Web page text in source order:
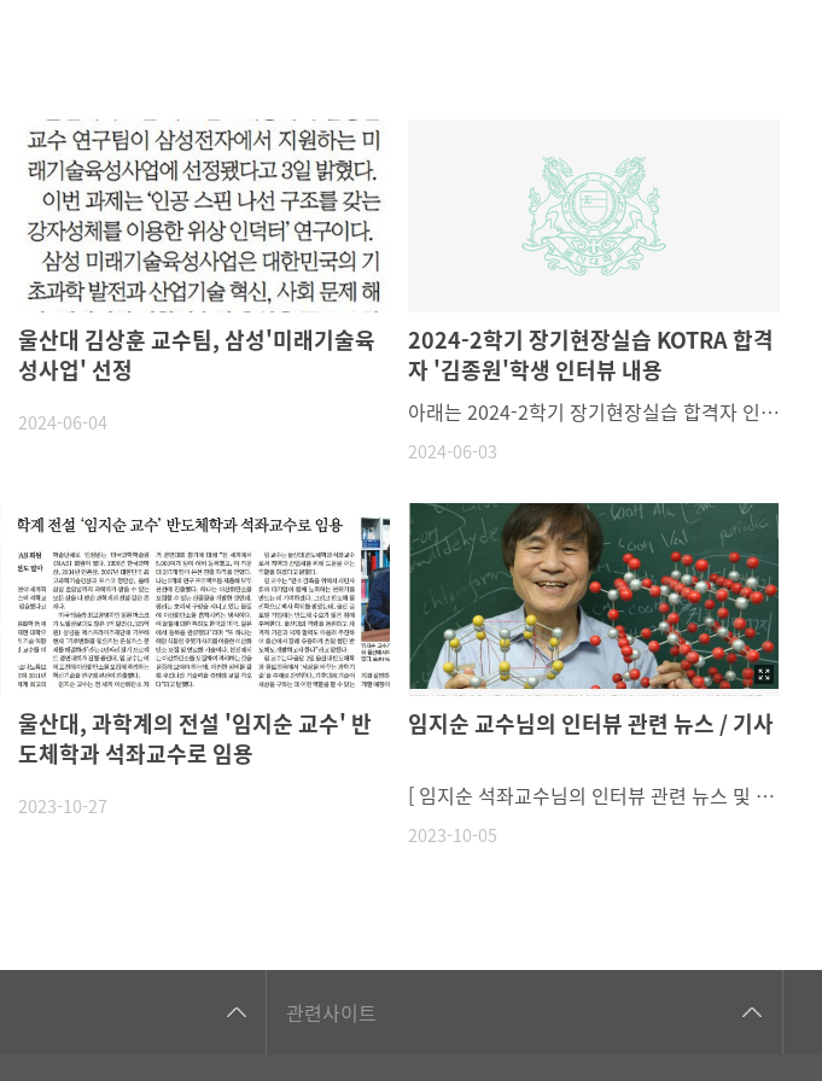
울산대 김상훈 교수팀, 삼성'미래기술육
성사업' 선정
2024-06-04
2024-2학기 장기현장실습 KOTRA 합격
자 '김종원'학생 인터뷰 내용
2024-06-03
아래는 2024-2학기 장기현장실습 합격자 인터뷰 내용입니다.물리학과 학생들에게 도움이 될 것 같아 학과 게시판을 통해 소식 공유해드립니다:)!늘 밝게 빛날 여러분의 미래를 응원합니다! ( ﾉ・∀・)ﾉ ✧•́°-------------------------------------------------------------------------------------------------------우선 저는 국내에 위치한 대한무역투자진흥공사(Kotra)에 장기현장실습을 지원하였습니다.1) KOTRA 장기인턴십 소개 (하는 업무, 선발 절차, 등): 이 부분은 아직 제가 현장실습을 진행하지 않아 정확히는 모르지만 알아본 바로 설명 드리겠습니다. 대한무역투자진흥공사에서 중견-중소 기업의 (반도체 소부장 관련) 수출 수입 관련해서 지원 또는 컨설팅 업무로 알고 있습니다. 세부적으로는 기업서, 구매직무 또는 SCM직무와 관련있다고 생각이 듭니다. (필드 엔지니어와는 거리가 멀다 생각이 듭니다.)[장기인턴십 업무]1.반도체 관련 기업 발굴 또는 바이어 매칭 상담지원 업무 2.블룸버그 및 아브람스 (경제무역 데이터 플랫폼)을 활용한 해외 대체공급선 발굴 3. 수입처 다변화 사업 및 공급망 컨설팅 지원 업무가 있습니다. 예를 들어 일본 수출 규제 사례서 큰 역할을 하는 것으로 이해하고 있습니다.코트라-산업통상자원부(일본수출규제사례) [KOTRA의 주무기관이 산업통상자원부이므로 엮여있다고 생각이 들어 링크 첨부하였습니다.][선발 절차]Uoasis 장기현장실습 (울산대학교 장기현장실습지원센터 홈페이지)에서 신청 후 서류 전형 -> 면접 전형 -> 최종합격 통보 입니다. 또한 24주(6개월) 장기현장실습이라면 전공학점 대신 현장실습으로 (14학점)을 얻을 수 있어 수업을 못 듣는 것에 대한 걱정도 없어 좋은 경험인 것 같습니다. 2) 합격 팁 EX) 자기 소개서에 무엇을 강조했는지, 이런 경험이 도움이 되었다 등자기소개서 에서는 일관된 반도체 관련 팀 프로젝트 에서 의 팀워크 또는 문제해결 등을 강조했습니다. 특히 교수님 의 반도체 분석 및 실험 과목에서 의 '팀 프로젝트'관련해서 경험이 있다 보니 이야기를 할 수 있는 것들이 많아 도움이 되었던 것 같습니다. 또한 연구실 생활을 하면서 무언가 시도하도록 도와 주셨던 것들이 경험적으로 매우 컸습니다.3) 향후 자신의 계획 장기현장실습을 진행하면서 당장은 영어공부를 우선 해야할것 같습니다. 지금은 반도체 관련 공정,장비 회사로도 가고싶고, 또한 세부적으로는 자동차 반도체용 회사에서 구매직무에(NXP,TI,인피니언,르네사스 등) 가고싶다는 막연한 생각이 듭니다만, 현장실습을 진행하면서 우선 경험을 해보고 나중에 가능하다면 대학원에 진학을 하고 싶은 마음도 있어 신중한 선택을 해야할 것 같습니다.4) 기타저는 우선 반도체와 큰 관련이 있는 장기현장실습도 아니고 채용연계도 전혀 아닙니다. 그래서 누구에게 이런 이야기를 드리기가 조금은 부끄럽습니다.다만 제가 생각했던 점은 반도체 관련 R&D 장기현장실습은 어렵기도 하고, 전무한 것으로 알고 있습니다(울산에서는 더더욱), 학교에서도 직무와 관련된 교육이나 실습을 많이 진행하지만 더 많은 직무와 관련된 기회(팀 프로젝트, 산학 협력형 프로젝트)가 생기면 (물리학과 후배들)이 더 많은 경험을 가지고 갈 수 있지 않을까 생각이 듭니다.
울산대, 과학계의 전설 '임지순 교수' 반
도체학과 석좌교수로 임용
2023-10-27
임지순 교수님의 인터뷰 관련 뉴스 / 기사
2023-10-05
[ 임지순 석좌교수님의 인터뷰 관련 뉴스 및 기사 ][MBC가 만난 사람] 울산대학교 임지순 반도체학과 석좌교수 [MBC가 만난 사람] 울산대학교 임지순 반도체학과 석좌교수 - YouTube [노벨 로드] 신물질 찾아나선 지 50년… “나는 지금도 호기심에 가슴이 뛴다”https://biz.chosun.com/science-chosun/science/2023/09/18/4KUCVLJFXZCBLIWZAICVSYHA6Q/
관련사이트